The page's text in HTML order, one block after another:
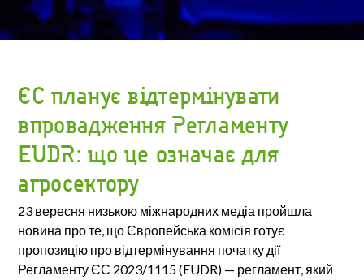
ЄС планує відтермінувати
впровадження Регламенту
EUDR: що це означає для
агросектору
23 вересня низькою міжнародних медіа пройшла
новина про те, що Європейська комісія готує
пропозицію про відтермінування початку дії
Регламенту ЄС 2023/1115 (EUDR) — регламент, який